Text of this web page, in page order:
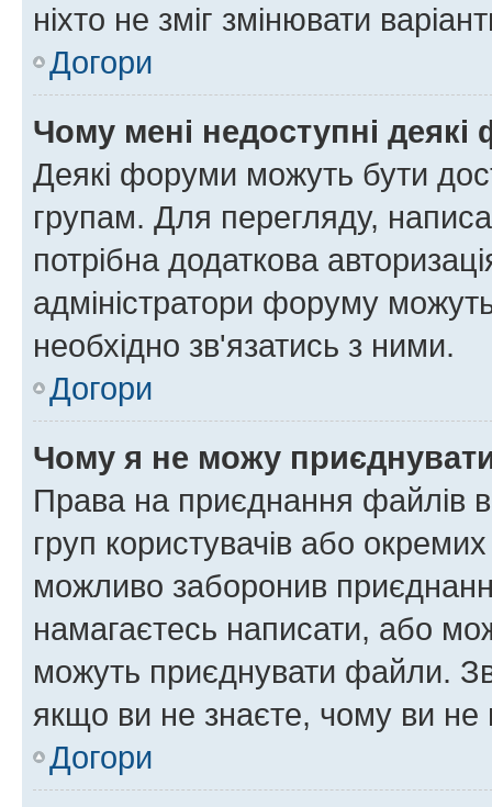
ніхто не зміг змінювати
Догори
Чому мені недоступні
Деякі форуми можуть бути
групам. Для перегляду,
потрібна додаткова
адміністратори форуму
необхідно зв'язатись з ними.
Догори
Чому я не можу
Права на приєднання файлів
груп користувачів або
можливо заборонив
намагаєтесь написати, або
можуть приєднувати файли.
якщо ви не знаєте, чому ви
Догори